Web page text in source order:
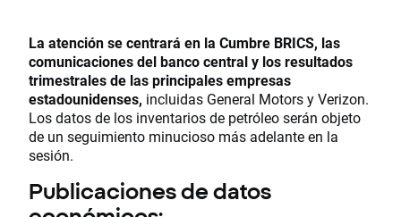
La atención se centrará en la Cumbre BRICS, las
comunicaciones del banco central y los resultados
trimestrales de las principales empresas
estadounidenses, incluidas General Motors y Verizon.
Los datos de los inventarios de petróleo serán objeto
de un seguimiento minucioso más adelante en la
sesión.
Publicaciones de datos